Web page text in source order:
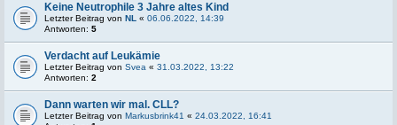
Keine Neutrophile 3 Jahre altes Kind
Letzter Beitrag von NL « 06.06.2022, 14:39
Antworten: 5
Verdacht auf Leukämie
Letzter Beitrag von Svea « 31.03.2022, 13:22
Antworten: 2
Dann warten wir mal. CLL?
Letzter Beitrag von Markusbrink41 « 24.03.2022, 16:41